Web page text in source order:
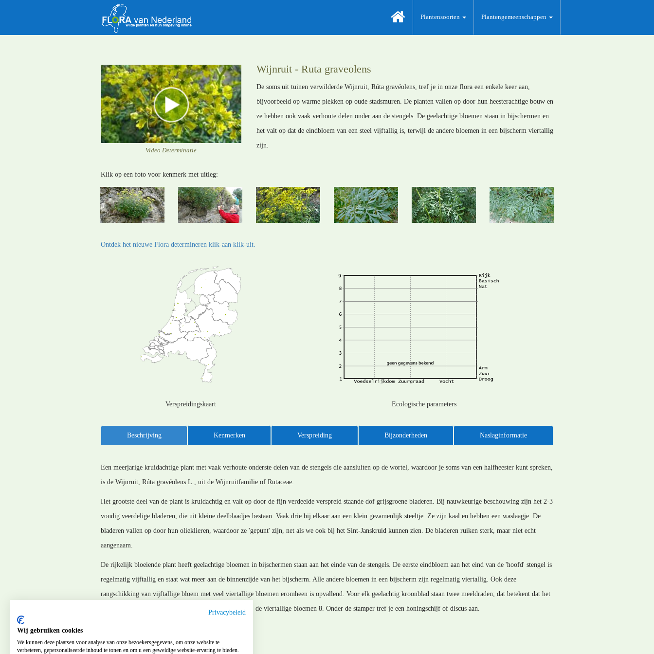
Plantensoorten Plantengemeenschappen
Video Determinatie
Wijnruit - Ruta graveolens
De soms uit tuinen verwilderde Wijnruit, Rúta gravéolens, tref je in onze flora een enkele keer aan,
bijvoorbeeld op warme plekken op oude stadsmuren. De planten vallen op door hun heesterachtige bouw en
ze hebben ook vaak verhoute delen onder aan de stengels. De geelachtige bloemen staan in bijschermen en
het valt op dat de eindbloem van een steel vijftallig is, terwijl de andere bloemen in een bijscherm viertallig
zijn.
Klik op een foto voor kenmerk met uitleg:
Ontdek het nieuwe Flora determineren klik-aan klik-uit.
Verspreidingskaart Ecologische parameters
Beschrijving Kenmerken Verspreiding Bijzonderheden Naslaginformatie
Een meerjarige kruidachtige plant met vaak verhoute onderste delen van de stengels die aansluiten op de wortel, waardoor je soms van een halfheester kunt spreken,
is de Wijnruit, Rúta gravéolens L., uit de Wijnruitfamilie of Rutaceae.
Het grootste deel van de plant is kruidachtig en valt op door de fijn verdeelde verspreid staande dof grijsgroene bladeren. Bij nauwkeurige beschouwing zijn het 2-3
voudig veerdelige bladeren, die uit kleine deelblaadjes bestaan. Vaak drie bij elkaar aan een klein gezamenlijk steeltje. Ze zijn kaal en hebben een waslaagje. De
bladeren vallen op door hun olieklieren, waardoor ze 'gepunt' zijn, net als we ook bij het Sint-Janskruid kunnen zien. De bladeren ruiken sterk, maar niet echt
aangenaam.
De rijkelijk bloeiende plant heeft geelachtige bloemen in bijschermen staan aan het einde van de stengels. De eerste eindbloem aan het eind van de 'hoofd' stengel is
regelmatig vijftallig en staat wat meer aan de binnenzijde van het bijscherm. Alle andere bloemen in een bijscherm zijn regelmatig viertallig. Ook deze
rangschikking van vijftallige bloem met veel viertallige bloemen eromheen is opvallend. Voor elk geelachtig kroonblad staan twee meeldraden; dat betekent dat het
totaal aantal bij een vijftallige bloem 10 bedraagt en bij de viertallige bloemen 8. Onder de stamper tref je een honingschijf of discus aan.
Privacybeleid
Wij gebruiken cookies
We kunnen deze plaatsen voor analyse van onze bezoekersgegevens, om onze website te
verbeteren, gepersonaliseerde inhoud te tonen en om u een geweldige website-ervaring te bieden.